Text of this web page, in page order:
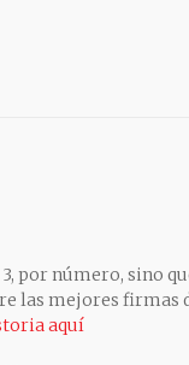
por número, sino
las mejores firmas
aquí